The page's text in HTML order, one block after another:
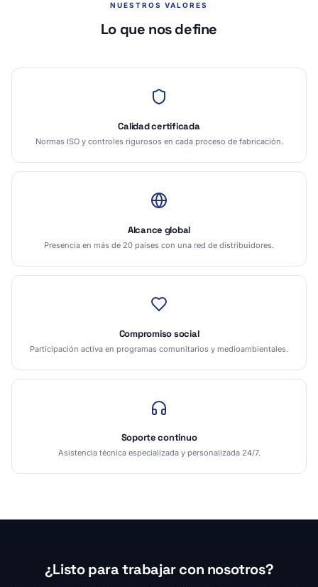
NUESTROS VALORES
Lo que nos define
Calidad certificada
Normas ISO y controles rigurosos en cada proceso de fabricación.
Alcance global
Presencia en más de 20 países con una red de distribuidores.
Compromiso social
Participación activa en programas comunitarios y medioambientales.
Soporte continuo
Asistencia técnica especializada y personalizada 24/7.
¿Listo para trabajar con nosotros?